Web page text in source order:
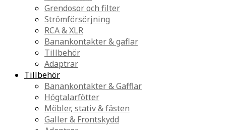
Grendosor och filter
Strömförsörjning
RCA & XLR
Banankontakter & gaflar
Tillbehör
Adaptrar
Tillbehör
Banankontakter & Gafflar
Högtalarfötter
Möbler, stativ & fästen
Galler & Frontskydd